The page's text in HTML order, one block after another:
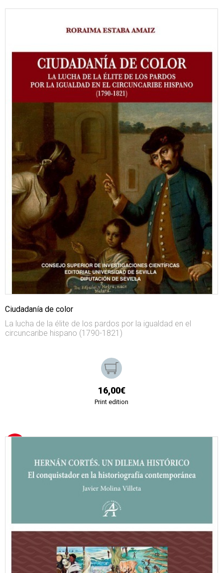
Ciudadanía de color
La lucha de la élite de los pardos por la igualdad en el
circuncaribe hispano (1790-1821)
16,00€
Print edition